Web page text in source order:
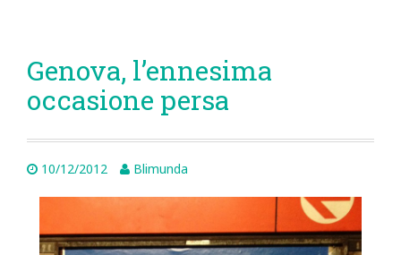
Genova, l’ennesima
occasione persa
10/12/2012 Blimunda